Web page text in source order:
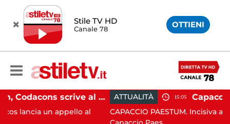
Stile TV HD
Canale 78 OTTIENI
Paestum, Codacons scrive al ministro Giuli: "Rilanciare scavi dell'Anfiteatro nell'area archeologica"
un appello al
ATTUALITÀ 15:05
CAPACCIO PAESTUM. Incisiva azione del